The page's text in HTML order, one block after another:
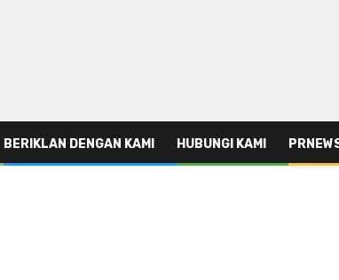
BERIKLAN DENGAN KAMI HUBUNGI KAMI